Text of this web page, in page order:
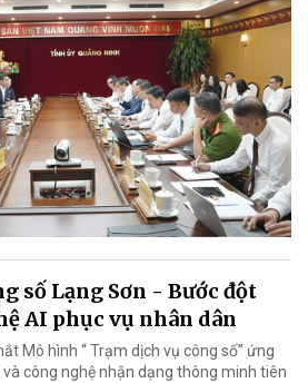
số Lạng Sơn - Bước đột
AI phục vụ nhân dân
Mô hình “ Trạm dịch vụ công số” ứng
công nghệ nhận dạng thông minh tiên